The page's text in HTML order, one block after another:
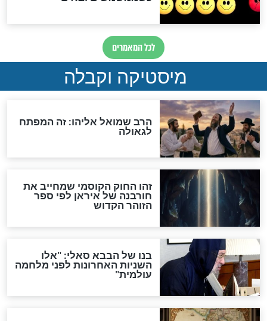
מה יהיה בימות המשיח?
"לפני הגאולה תהיה אפיקורסות
והכחשה גדולה מאוד של
האמונה"
האם לאחר בוא המשיח יהיה
אפשר לחזור בתשובה?
לכל המאמרים